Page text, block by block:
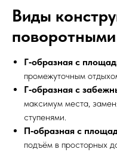
Виды
Г‑образная с
промежуточным
Г‑образная с
максимум места,
ступенями.
П‑образная с
подъём в просторных